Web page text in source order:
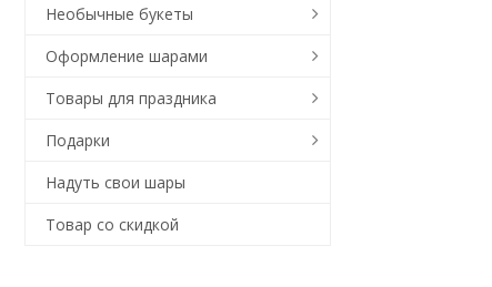
Необычные букеты
Оформление шарами
Товары для праздника
Подарки
Надуть свои шары
Товар со скидкой